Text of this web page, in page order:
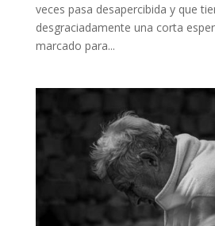
veces pasa desapercibida y que
desgraciadamente una corta
marcado para...